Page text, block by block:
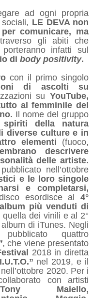
ad ogni propria
LE DEVA non
comunicare, ma
gli abiti che
porteranno infatti sul
di body positivity.
con il primo singolo
di ascolti su
suYouTube,
al femminile del
Il nome del gruppo
della natura
diverse culture e in
elementi (fuoco,
descrivere
delle artiste.
nell’ottobre
e le loro singole
e completarsi,
esordisce al4°
più venduti di
dei vinili e al 2°
di iTunes. Negli
quattro
, che viene presentato
2018 in diretta
nel 2019, e il
nell’ottobre 2020. Per i
con artisti
Maiello,